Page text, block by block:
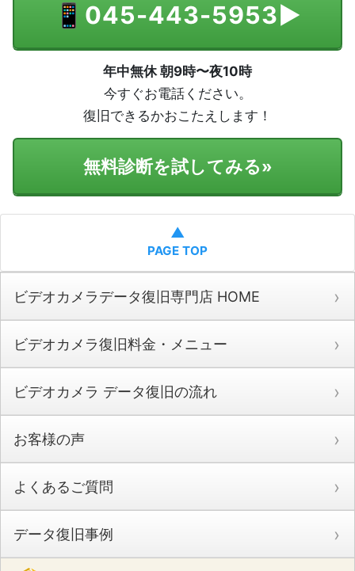
📱 045-443-5953▶
年中無休 朝9時〜夜10時
今すぐお電話ください。
復旧できるかおこたえします！
無料診断を試してみる»
▲
PAGE TOP
ビデオカメラデータ復旧専門店 HOME
ビデオカメラ復旧料金・メニュー
ビデオカメラ データ復旧の流れ
お客様の声
よくあるご質問
データ復旧事例